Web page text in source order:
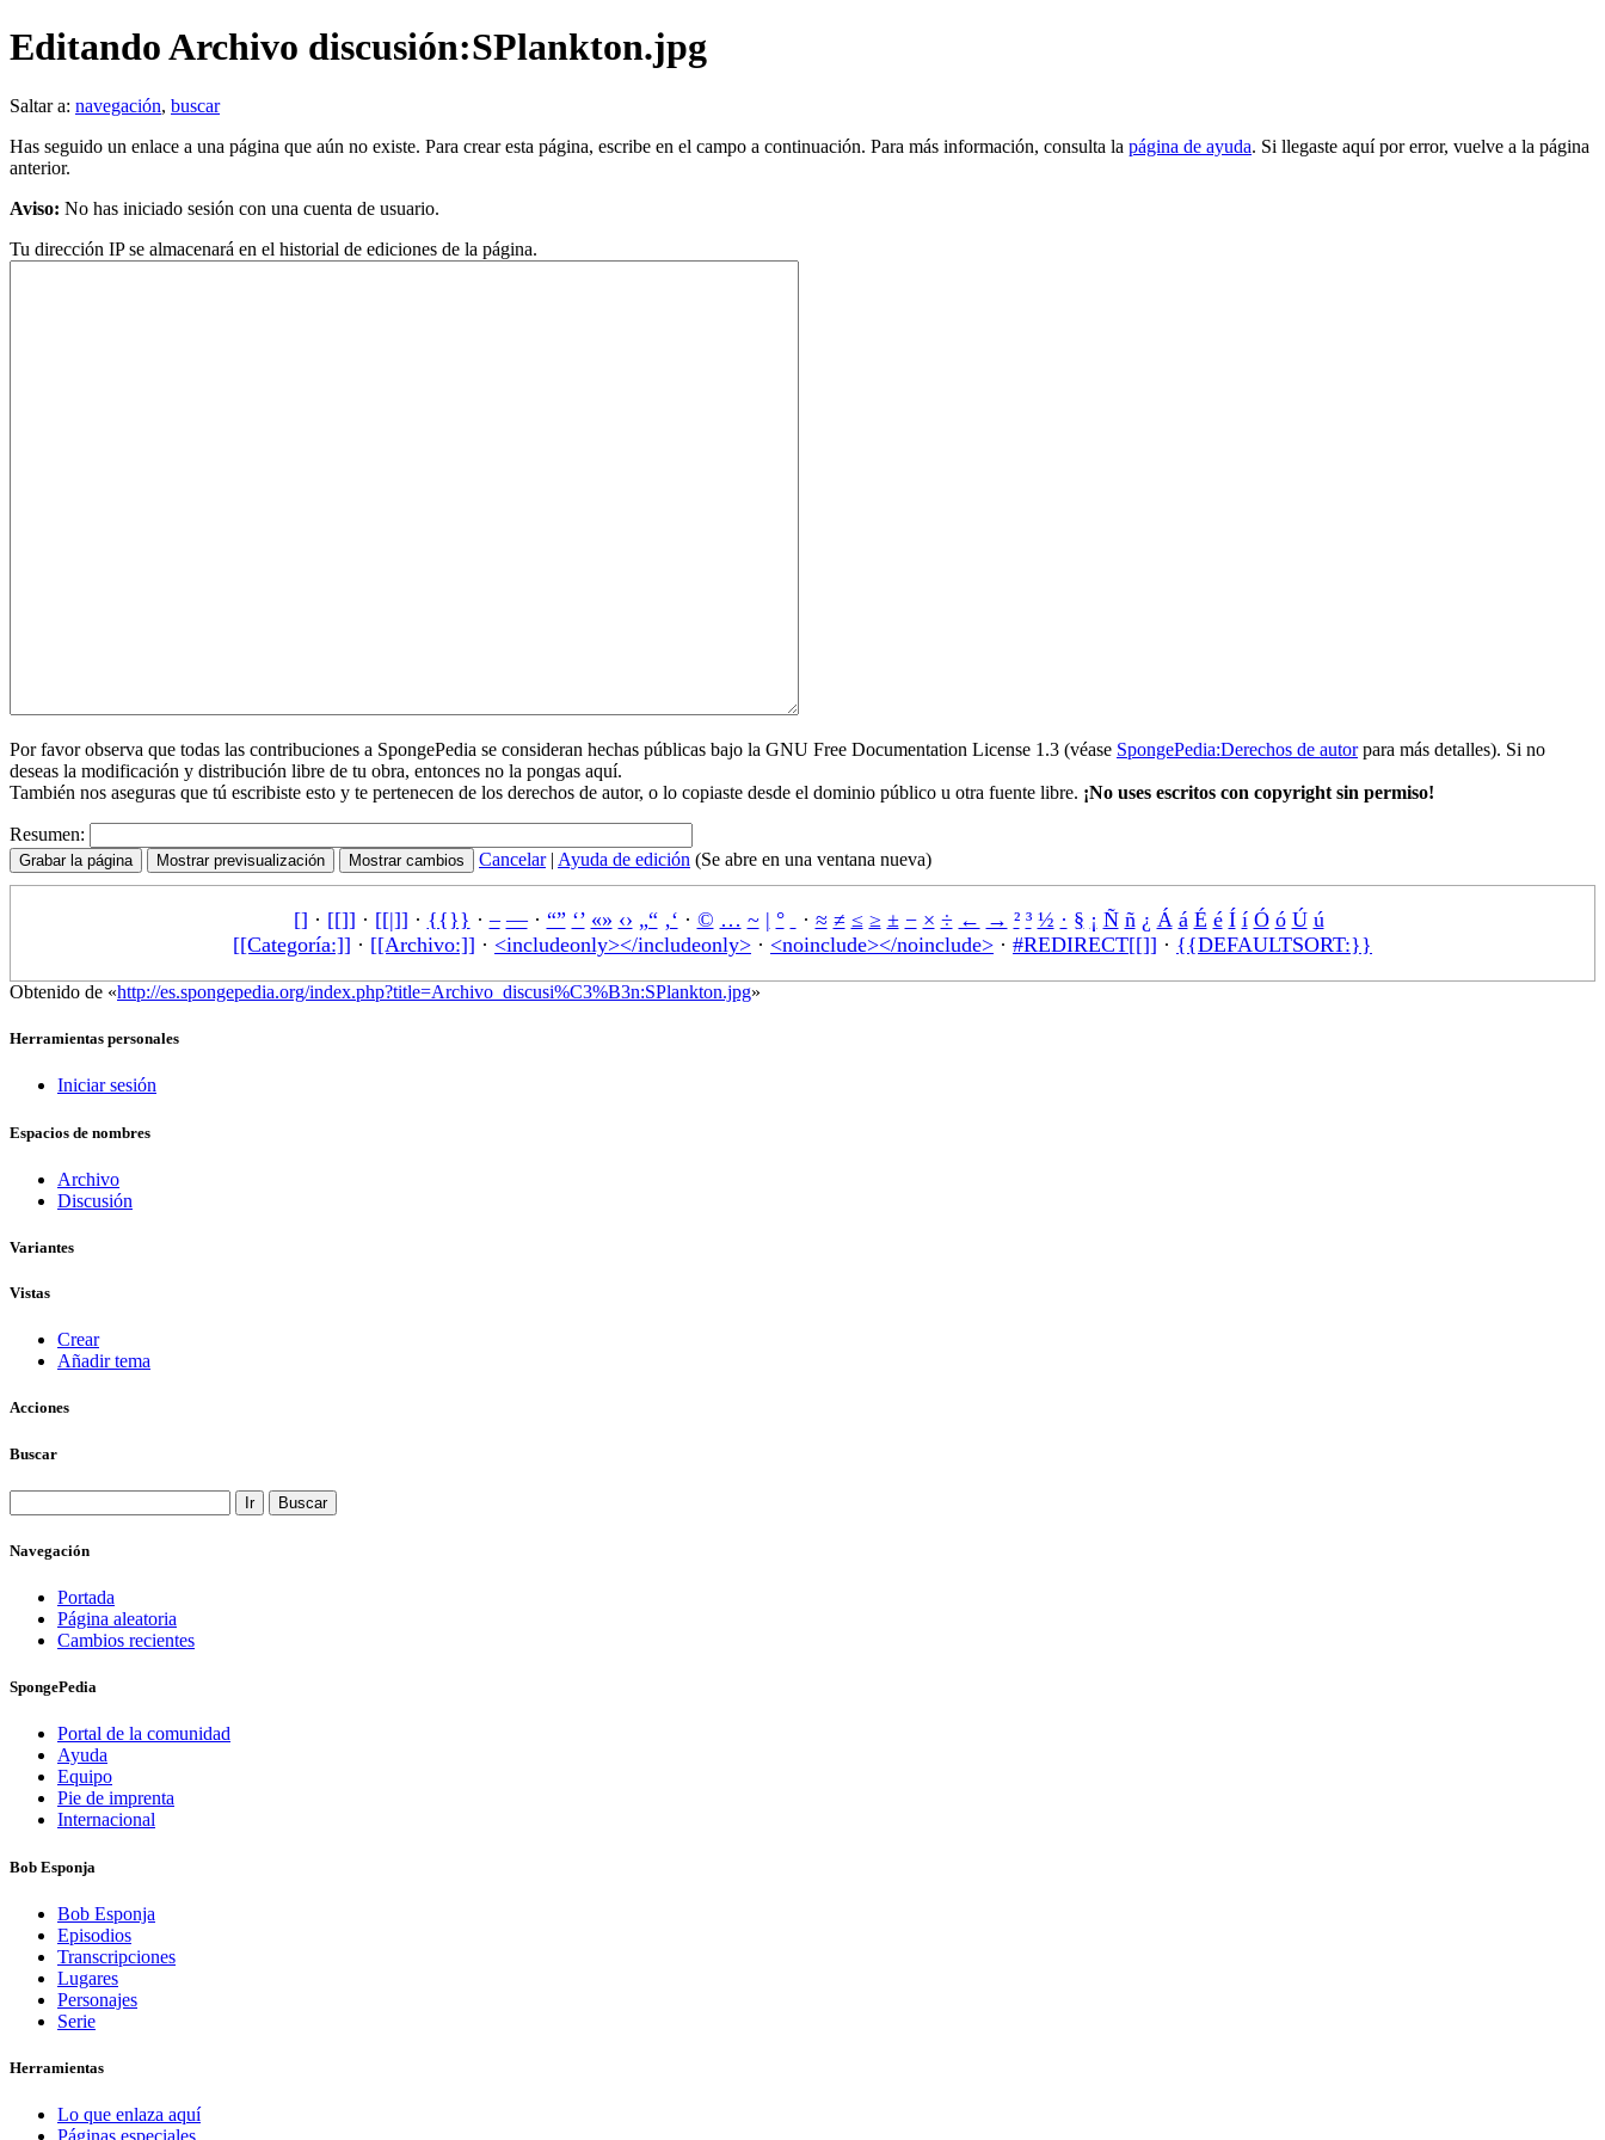
Editando Archivo discusión:SPlankton.jpg
Saltar a: navegación, buscar
Has seguido un enlace a una página que aún no existe. Para crear esta página, escribe en el campo a continuación. Para más información, consulta la página de ayuda. Si llegaste aquí por error, vuelve a la página
anterior.
Aviso: No has iniciado sesión con una cuenta de usuario.
Tu dirección IP se almacenará en el historial de ediciones de la página.
Por favor observa que todas las contribuciones a SpongePedia se consideran hechas públicas bajo la GNU Free Documentation License 1.3 (véase SpongePedia:Derechos de autorpara más detalles). Si no
deseas la modificación y distribución libre de tu obra, entonces no la pongas aquí.
También nos aseguras que tú escribiste esto y te pertenecen de los derechos de autor, o lo copiaste desde el dominio público u otra fuente libre. ¡No uses escritos con copyright sin permiso!
Resumen:
Cancelar| Ayuda de edición (Se abre en una ventana nueva)
[] · [[]] · [[|]] · {{}} ·– —· “” ‘’ «» ‹› „“ ‚‘ · © … ~ | ° · ≈ ≠ ≤ ≥ ± − × ÷ ← → ² ³ ½ · § ¡ Ñ ñ ¿ Á á É é Í í Ó ó Ú ú
[[Categoría:]] · [[Archivo:]] · <includeonly></includeonly> · <noinclude></noinclude> · #REDIRECT[[]] · {{DEFAULTSORT:}}
Obtenido de «http://es.spongepedia.org/index.php?title=Archivo_discusi%C3%B3n:SPlankton.jpg»
Herramientas personales
Iniciar sesión
Espacios de nombres
Archivo
Discusión
Variantes
Vistas
Crear
Añadir tema
Acciones
Buscar
Navegación
Portada
Página aleatoria
Cambios recientes
SpongePedia
Portal de la comunidad
Ayuda
Equipo
Pie de imprenta
Internacional
Bob Esponja
Bob Esponja
Episodios
Transcripciones
Lugares
Personajes
Serie
Herramientas
Lo que enlaza aquí